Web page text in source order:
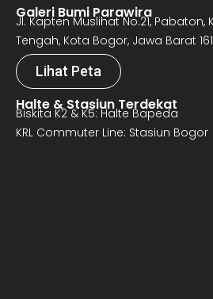
Galeri Bumi Parawira
Jl. Kapten Muslihat No.21,
Tengah, Kota Bogor, Jawa Barat
Lihat Peta
Halte & Stasiun Terdekat
Biskita K2 & K5: Halte Bapeda
KRL Commuter Line: Stasiun Bogor